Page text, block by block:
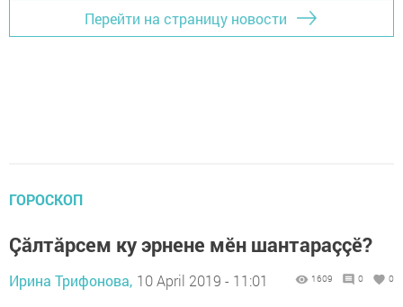
Перейти на страницу новости
ГОРОСКОП
Çăлтăрсем ку эрнене мӗн шантараççӗ?
Ирина Трифонова, 10 April 2019 - 11:01 1609 0 0